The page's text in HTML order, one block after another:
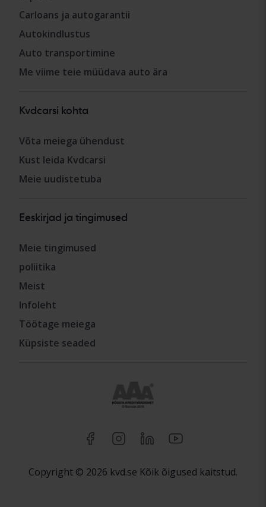
Carloans ja autogarantii
Autokindlustus
Auto transportimine
Me viime teie müüdava auto ära
Kvdcarsi kohta
Võta meiega ühendust
Kust leida Kvdcarsi
Meie uudistetuba
Eeskirjad ja tingimused
Meie tingimused
poliitika
Meist
Infoleht
Töötage meiega
Küpsiste seaded
Copyright © 2026 kvd.se Kõik õigused kaitstud.